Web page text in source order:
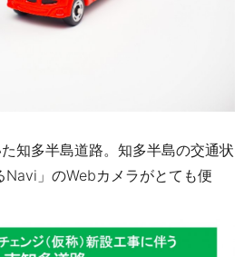
知多半島道路。知多半島の交通状
Navi」のWebカメラがとても便